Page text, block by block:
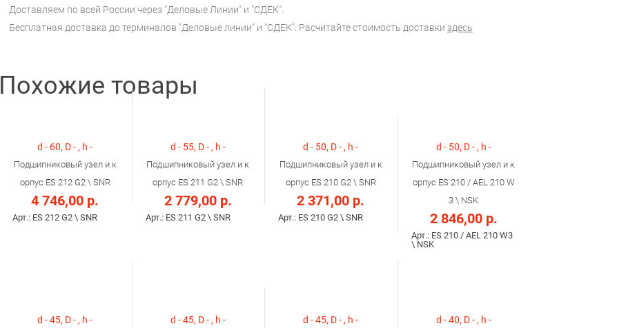
Доставляем по всей России через "Деловые Линии" и "СДЕК".
Бесплатная доставка до терминалов "Деловые линии" и "СДЕК". Расчитайте стоимость доставки здесь
Похожие товары
d - 60, D - , h -
Подшипниковый узел и к
орпус ES 212 G2 \ SNR
4 746,00 р.
Арт.: ES 212 G2 \ SNR
d - 55, D - , h -
Подшипниковый узел и к
орпус ES 211 G2 \ SNR
2 779,00 р.
Арт.: ES 211 G2 \ SNR
d - 50, D - , h -
Подшипниковый узел и к
орпус ES 210 G2 \ SNR
2 371,00 р.
Арт.: ES 210 G2 \ SNR
d - 50, D - , h -
Подшипниковый узел и к
орпус ES 210 / AEL 210 W
3 \ NSK
2 846,00 р.
Арт.: ES 210 / AEL 210 W3
\ NSK
d - 45, D - , h - d - 45, D - , h - d - 45, D - , h - d - 40, D - , h -